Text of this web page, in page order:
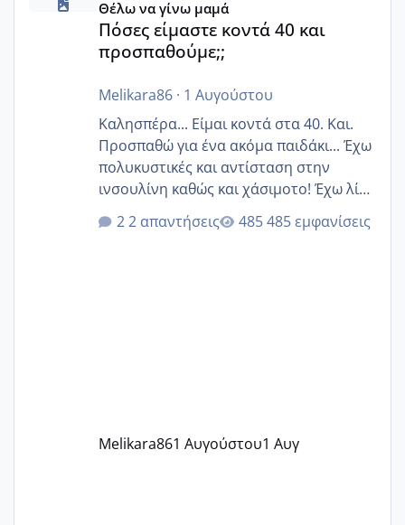
Θέλω να γίνω μαμά
Πόσες είμαστε κοντά 40 και
προσπαθούμε;;
Melikara86· 1 Αυγούστου
Καλησπέρα... Είμαι κοντά στα 40. Και.
Προσπαθώ για ένα ακόμα παιδάκι... Έχω
πολυκυστικές και αντίσταση στην
ινσουλίνη καθώς και χάσιμοτο! Έχω λίγα
κιλά παραπάνω και όσο κ αν προσπαθώ
δεν χάνω εύκολα! Προσπαθώ για ακόμη
2 απαντήσεις 485 εμφανίσεις
Melikara861 Αυγούστου1 Αυγ